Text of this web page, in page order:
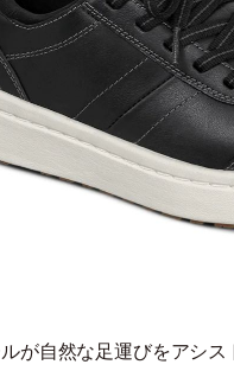
が自然な足運びをアシス